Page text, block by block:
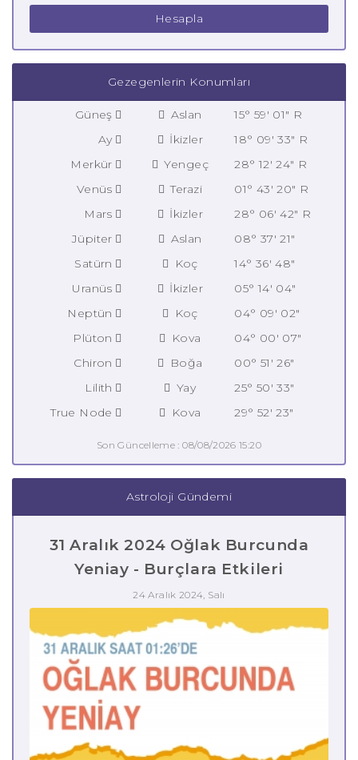
Hesapla
Gezegenlerin Konumları
Güneş Aslan
15° 59' 01" R
Ay
İkizler
18° 09' 33" R
Merkür
Yengeç
28° 12' 24" R
Venüs
Terazi
01° 43' 20" R
Mars
İkizler
28° 06' 42" R
Jüpiter
Aslan
08° 37' 21"
Satürn
Koç
14° 36' 48"
Uranüs
İkizler
05° 14' 04"
Neptün
Koç
04° 09' 02"
Plüton
Kova
04° 00' 07"
Chiron
Boğa
00° 51' 26"
Lilith
Yay
25° 50' 33"
True Node
Kova 29° 52' 23"
Son Güncelleme : 08/08/2026 15:20
Astroloji Gündemi
31 Aralık 2024 Oğlak Burcunda
Yeniay - Burçlara Etkileri
24 Aralık 2024, Salı